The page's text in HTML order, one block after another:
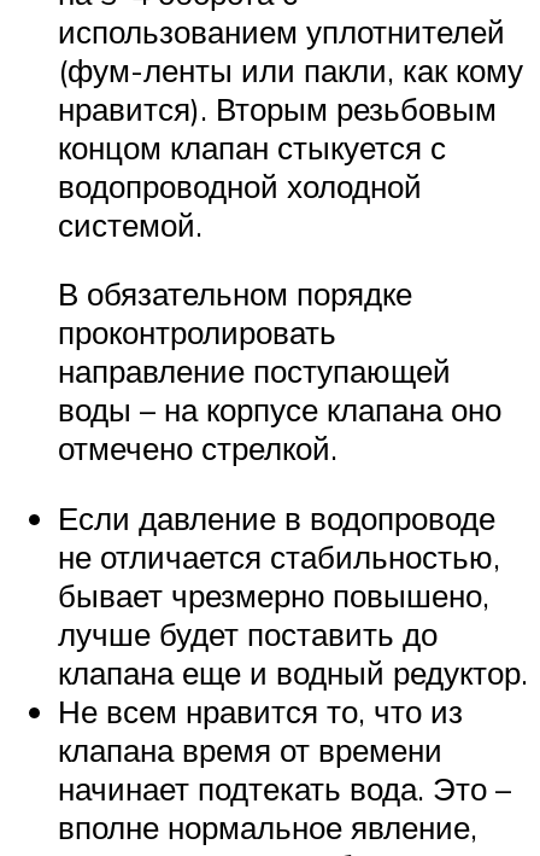
использованием уплотнителей
(фум-ленты или пакли, как кому
нравится). Вторым резьбовым
концом клапан стыкуется с
водопроводной холодной
системой.
В обязательном порядке
проконтролировать
направление поступающей
воды – на корпусе клапана оно
отмечено стрелкой.
Если давление в водопроводе
не отличается стабильностью,
бывает чрезмерно повышено,
лучше будет поставить до
клапана еще и водный редуктор.
Не всем нравится то, что из
клапана время от времени
начинает подтекать вода. Это –
вполне нормальное явление,